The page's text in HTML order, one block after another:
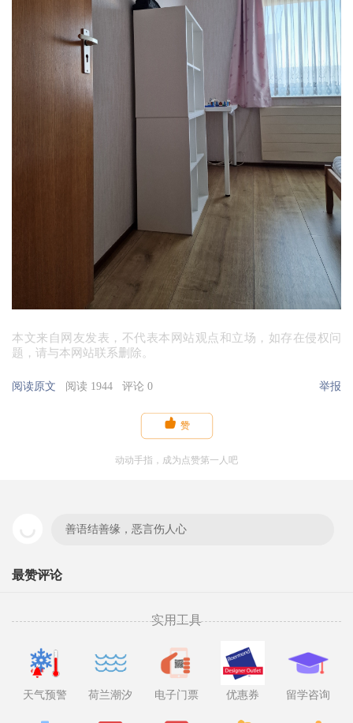
本文来自网友发表，不代表本网站观点和立场，如存在侵权问
题，请与本网站联系删除。
阅读原文 阅读 1944 评论 0 举报
 赞
动动手指，成为点赞第一人吧
善语结善缘，恶言伤人心
最赞评论
实用工具
天气预警 荷兰潮汐 电子门票 优惠券 留学咨询